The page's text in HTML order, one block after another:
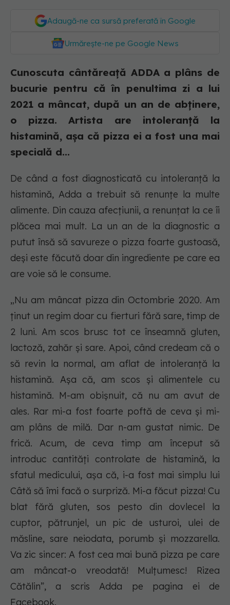
Adaugă-ne ca sursă preferată în Google
Urmărește-ne pe Google News
Cunoscuta cântăreață ADDA a plâns de
bucurie pentru că în penultima zi a lui
2021 a mâncat, după un an de abținere,
o pizza. Artista are intoleranță la
histamină, așa că pizza ei a fost una mai
specială d...
De când a fost diagnosticată cu intoleranță la
histamină, Adda a trebuit să renunțe la multe
alimente. Din cauza afecțiunii, a renunțat la ce îi
plăcea mai mult. La un an de la diagnostic a
putut însă să savureze o pizza foarte gustoasă,
deși este făcută doar din ingrediente pe care ea
are voie să le consume.
„Nu am mâncat pizza din Octombrie 2020. Am
ținut un regim doar cu fierturi fără sare, timp de
2 luni. Am scos brusc tot ce înseamnă gluten,
lactoză, zahăr și sare. Apoi, când credeam că o
să revin la normal, am aflat de intoleranță la
histamină. Așa că, am scos și alimentele cu
histamină. M-am obișnuit, că nu am avut de
ales. Rar mi-a fost foarte poftă de ceva și mi-
am plâns de milă. Dar n-am gustat nimic. De
frică. Acum, de ceva timp am început să
introduc cantități controlate de histamină, la
sfatul medicului, așa că, i-a fost mai simplu lui
Câtă să îmi facă o surpriză. Mi-a făcut pizza! Cu
blat fără gluten, sos pesto din dovlecel la
cuptor, pătrunjel, un pic de usturoi, ulei de
măsline, sare neiodata, porumb și mozzarella.
Va zic sincer: A fost cea mai bună pizza pe care
am mâncat-o vreodată! Mulțumesc! Rizea
Cătălin”, a scris Adda pe pagina ei de
Facebook.